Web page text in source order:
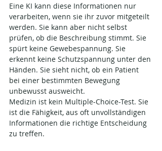
Eine KI kann diese Informationen nur
verarbeiten, wenn sie ihr zuvor mitgeteilt
werden. Sie kann aber nicht selbst
prüfen, ob die Beschreibung stimmt. Sie
spürt keine Gewebespannung. Sie
erkennt keine Schutzspannung unter den
Händen. Sie sieht nicht, ob ein Patient
bei einer bestimmten Bewegung
unbewusst ausweicht.
Medizin ist kein Multiple-Choice-Test. Sie
ist die Fähigkeit, aus oft unvollständigen
Informationen die richtige Entscheidung
zu treffen.